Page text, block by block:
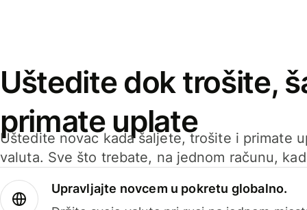
Uštedite dok trošite,
primate uplate
Uštedite novac kada šaljete, trošite i primate
valuta. Sve što trebate, na jednom računu,
Upravljajte novcem u pokretu globalno.